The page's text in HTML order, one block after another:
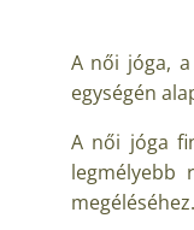
A női jóga,
egységén
A női jóga
legmélyebb
megéléséhez.